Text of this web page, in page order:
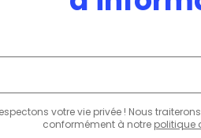
votre vie privée ! Nous
conformément à notre politique